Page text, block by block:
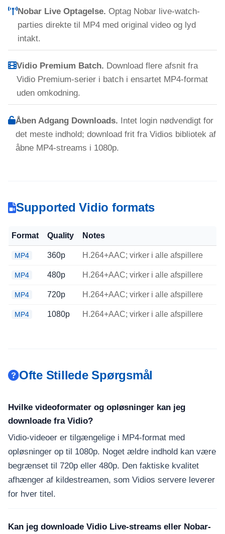
Nobar Live Optagelse. Optag Nobar live-watch-
parties direkte til MP4 med original video og lyd
intakt.
Vidio Premium Batch. Download flere afsnit fra
Vidio Premium-serier i batch i ensartet MP4-format
uden omkodning.
Åben Adgang Downloads. Intet login nødvendigt for
det meste indhold; download frit fra Vidios bibliotek af
åbne MP4-streams i 1080p.
Supported Vidio formats
Format Quality Notes
MP4 360p H.264+AAC; virker i alle afspillere
MP4 480p H.264+AAC; virker i alle afspillere
MP4 720p H.264+AAC; virker i alle afspillere
MP4 1080p H.264+AAC; virker i alle afspillere
Ofte Stillede Spørgsmål
Hvilke videoformater og opløsninger kan jeg
downloade fra Vidio?
Vidio-videoer er tilgængelige i MP4-format med
opløsninger op til 1080p. Noget ældre indhold kan være
begrænset til 720p eller 480p. Den faktiske kvalitet
afhænger af kildestreamen, som Vidios servere leverer
for hver titel.
Kan jeg downloade Vidio Live-streams eller Nobar-